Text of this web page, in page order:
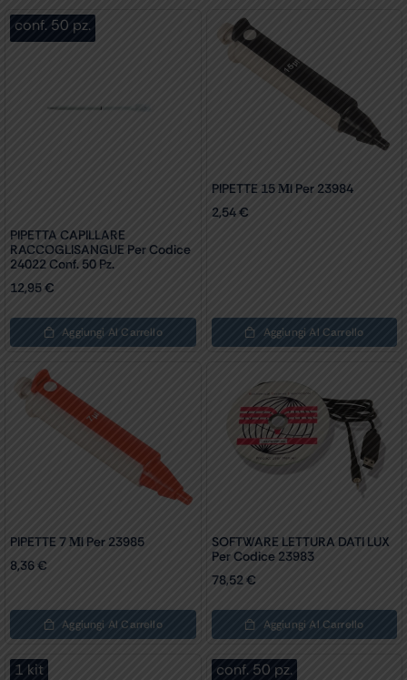
conf. 50 pz.
PIPETTA CAPILLARE
RACCOGLISANGUE Per Codice
24022 Conf. 50 Pz.
12,95 €
Aggiungi Al Carrello
PIPETTE 15 Μl Per 23984
2,54€
Aggiungi Al Carrello
PIPETTE 7 Μl Per 23985
8,36 €
Aggiungi Al Carrello
SOFTWARE LETTURA DATI LUX
Per Codice 23983
78,52€
Aggiungi Al Carrello
1 kit conf. 50 pz.